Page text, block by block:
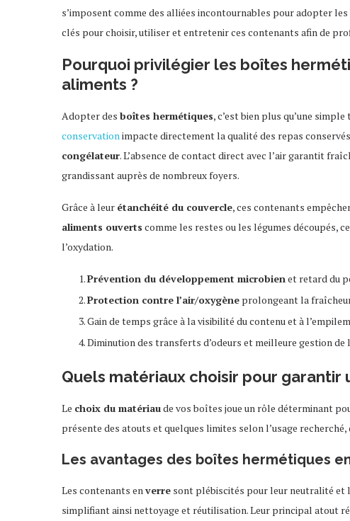
s’imposent comme des alliées incontournables pour adopter
clés pour choisir, utiliser et entretenir ces contenants afin de
Pourquoi privilégier les boîtes
aliments ?
Adopter des boîtes hermétiques, c’est bien plus qu’une
conservationimpacte directement la qualité des repas
congélateur. L’absence de contact direct avec l’air garantit
grandissant auprès de nombreux foyers.
Grâce à leur étanchéité du couvercle, ces contenants
aliments ouverts comme les restes ou les légumes découpés,
l’oxydation.
Prévention du développement microbienet retard du
Protection contre l’air/oxygène prolongeant la
Gain de temps grâce à la visibilité du contenu et à
Diminution des transferts d’odeurs et meilleure gestion de
Quels matériaux choisir pour garantir
Le choix du matériaude vos boîtes joue un rôle déterminant
présente des atouts et quelques limites selon l’usage
Les avantages des boîtes hermétiques
Les contenants enverre sont plébiscités pour leur neutralité et
simplifiant ainsi nettoyage et réutilisation. Leur principal atout